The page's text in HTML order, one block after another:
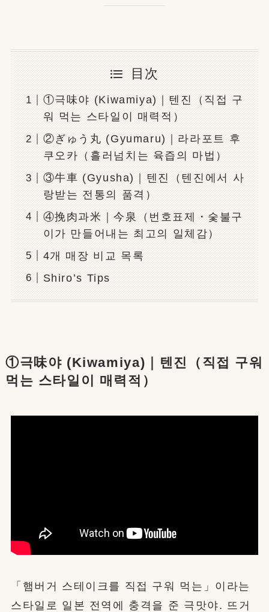
目次
①극味야 (Kiwamiya)｜텐진（직접 구
워 먹는 스타일이 매력적）
②ぎゅう丸 (Gyumaru)｜라라포트 후
쿠오카（흘러넘치는 육즙의 마법）
③牛車 (Gyusha)｜텐진（텐진에서 사
랑받는 전통의 품격）
④挽肉과米｜今泉（번호표제・숯불구
이가 만들어내는 최고의 일체감）
4개 매장 비교 목록
Shiro’s Tips
①극味야 (Kiwamiya)｜텐진（직접 구워
먹는 스타일이 매력적）
「햄버거 스테이크를 직접 구워 먹는」이라는
스타일로 일본 전역에 충격을 준 극맛야. 뜨거